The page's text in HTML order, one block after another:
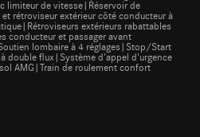
limiteur de vitesse|Réservoir de
rétroviseur extérieur côté conducteur à
extérieurs rabattables
conducteur et passager avant
lombaire à 4 réglages|Stop/Start
double flux|Système d'appel d'urgence
AMG|Train de roulement confort